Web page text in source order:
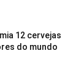
12 cervejas
do mundo